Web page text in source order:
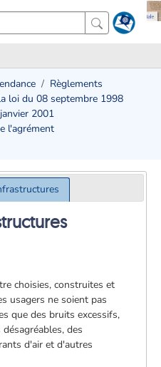
Règlements
loi du 08 septembre 1998
2001
l'agrément
choisies, construites et
usagers ne soient pas
que des bruits excessifs,
des
d'air et d'autres